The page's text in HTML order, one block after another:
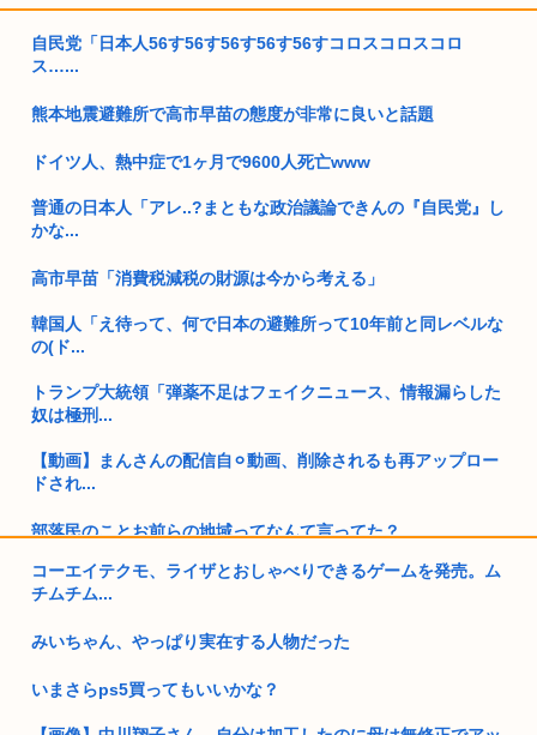
自民党「日本人56す56す56す56す56すコロスコロスコロ
ス…...
熊本地震避難所で高市早苗の態度が非常に良いと話題
ドイツ人、熱中症で1ヶ月で9600人死亡www
普通の日本人「アレ..?まともな政治議論できんの『自民党』し
かな...
高市早苗「消費税減税の財源は今から考える」
韓国人「え待って、何で日本の避難所って10年前と同レベルな
の(ド...
トランプ大統領「弾薬不足はフェイクニュース、情報漏らした
奴は極刑...
【動画】まんさんの配信自⚪︎動画、削除されるも再アップロー
ドされ...
部落民のことお前らの地域ってなんて言ってた？
中国大使館に侵入した自衛官（24）、動機を告白「中国の強硬
外交を...
ぼく「いい歳だし日本酒でも飲んでみるか」→「 まっ
コーエイテクモ、ライザとおしゃべりできるゲームを発売。ム
チムチム...
みいちゃん、やっぱり実在する人物だった
いまさらps5買ってもいいかな？